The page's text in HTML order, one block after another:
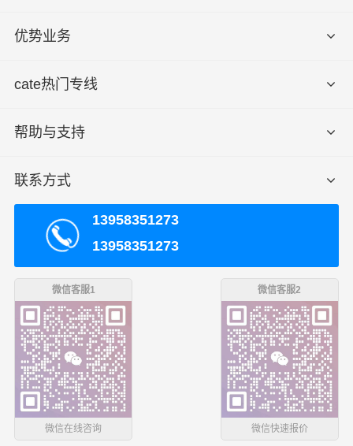
设备，确保服务质量的稳步提升，奠定了业内客户服务满
肇庆发货须知
1、客户需清楚货物的具体重量和具体方数和货物名称以及
2、货物内不可携带管制器材以及易燃易爆等危险品，若有
隐瞒我司有权交由相关部门进行处理；
3、我司目前对于新客户发货仅支持运费现付或到付，若有
回单付、月结等其他支付方式，我司根据实际情况进行调
绥化收货须知
1、我司肇庆到绥化的物流运输方式是点到点运输，货物抵
达我司绥化站点后会有专人打电话通知您提货；
优势业务
cate热门专线
帮助与支持
联系方式
13958351273
13958351273
微信客服1
微信在线咨询
微信客服2
微信快速报价